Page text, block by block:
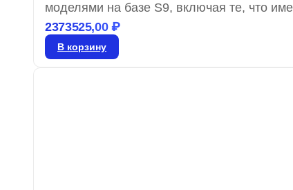
моделями на базе S9, включая те, что
доставки 4–5 дней, гарантия от
2373525,00₽
В корзину